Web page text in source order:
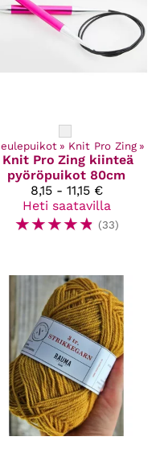
Neulepuikot ‪» Knit Pro Zing ‪»
Knit Pro Zing kiinteä
pyöröpuikot 80cm
8,15 - 11,15 €
Heti saatavilla
☆☆☆☆☆ (33)